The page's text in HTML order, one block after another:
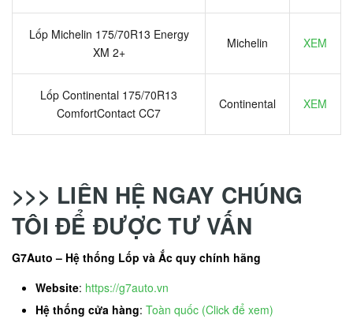
Lốp Michelin 175/70R13 Energy
XM 2+
Michelin XEM
Lốp Continental 175/70R13
ComfortContact CC7
Continental XEM
>>> LIÊN HỆ NGAY CHÚNG
TÔI ĐỂ ĐƯỢC TƯ VẤN
G7Auto – Hệ thống Lốp và Ắc quy chính hãng
Website: https://g7auto.vn
Hệ thống cửa hàng: Toàn quốc (Click để xem)